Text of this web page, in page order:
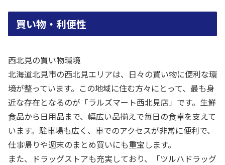
買い物・利便性
西北見の買い物環境
北海道北見市の西北見エリアは、日々の買い物に便利な環
境が整っています。この地域に住む方々にとって、最も身
近な存在となるのが「ラルズマート西北見店」です。生鮮
食品から日用品まで、幅広い品揃えで毎日の食卓を支えて
います。駐車場も広く、車でのアクセスが非常に便利で、
仕事帰りや週末のまとめ買いにも重宝します。
また、ドラッグストアも充実しており、「ツルハドラッグ